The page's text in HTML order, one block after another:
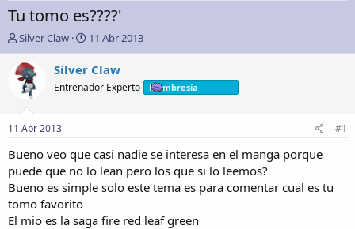
Tu tomo es????'
A
u
t
o
r
Silver Claw
F
e
c
h
a
n
i
c
i
11 Abr 2013
Silver Claw
Entrenador Experto Membresía
11 Abr 2013 #1
Bueno veo que casi nadie se interesa en el manga porque
puede que no lo lean pero los que si lo leemos?
Bueno es simple solo este tema es para comentar cual es tu
tomo favorito
El mio es la saga fire red leaf green